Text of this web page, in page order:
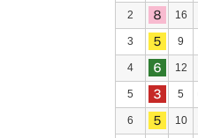
2 16
3 9
4 12
5 5
6 10